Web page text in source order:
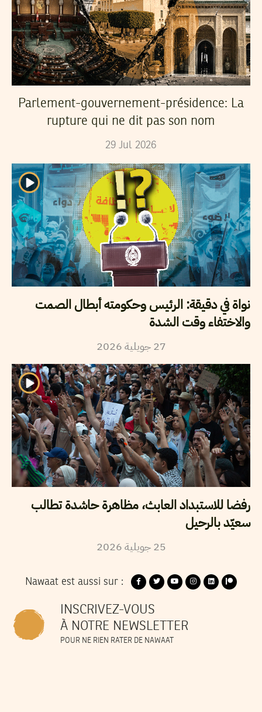
Parlement-gouvernement-présidence: La
rupture qui ne dit pas son nom
29 Jul 2026
نواة في دقيقة: الرئيس وحكومته أبطال الصمت
والاختفاء وقت الشدة
27 جويلية2026
رفضا للاستبداد العابث، مظاهرة حاشدة تطالب
سعيّد بالرحيل
25 جويلية2026
Nawaat est aussi sur :
INSCRIVEZ-VOUS
À NOTRE NEWSLETTER
POUR NE RIEN RATER DE NAWAAT